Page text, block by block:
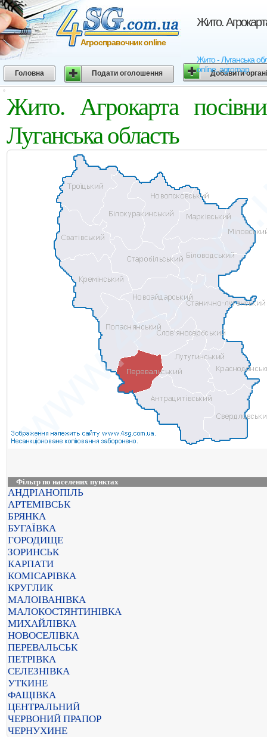
Жито.
Жито - Луганська
online, agromap
Агросправочник online
Головна Подати оголошення Добавити
Жито. Агрокарта
Луганська область
Фільтр по населених пунктах
АНДРІАНОПІЛЬ
АРТЕМІВСЬК
БРЯНКА
БУГАЇВКА
ГОРОДИЩЕ
ЗОРИНСЬК
КАРПАТИ
КОМІСАРІВКА
КРУГЛИК
МАЛОІВАНІВКА
МАЛОКОСТЯНТИНІВКА
МИХАЙЛІВКА
НОВОСЕЛІВКА
ПЕРЕВАЛЬСЬК
ПЕТРІВКА
СЕЛЕЗНІВКА
УТКИНЕ
ФАЩІВКА
ЦЕНТРАЛЬНИЙ
ЧЕРВОНИЙ ПРАПОР
ЧЕРНУХИНЕ